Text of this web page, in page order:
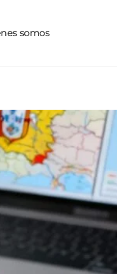
somos